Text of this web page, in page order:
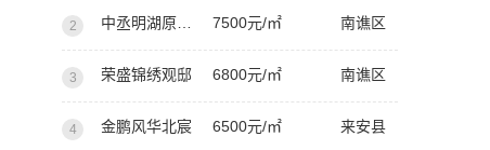
2 7500元/㎡ 南谯区
3 荣盛锦绣观邸 6800元/㎡ 南谯区
4 金鹏风华北宸 6500元/㎡ 来安县